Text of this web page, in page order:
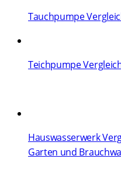
Tauchpumpe
Teichpumpe
Hauswasserwerk
Garten und